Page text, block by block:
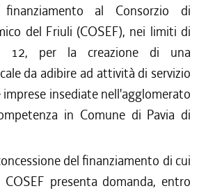
al Consorzio di
del Friuli (COSEF), nei limiti di
12, per la creazione di una
da adibire ad attività di servizio
insediate nell'agglomerato
in Comune di Pavia di
del finanziamento di cui
presenta domanda, entro